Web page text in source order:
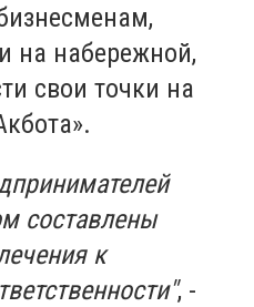
на набережной,
свои точки на
составлены
к
, -